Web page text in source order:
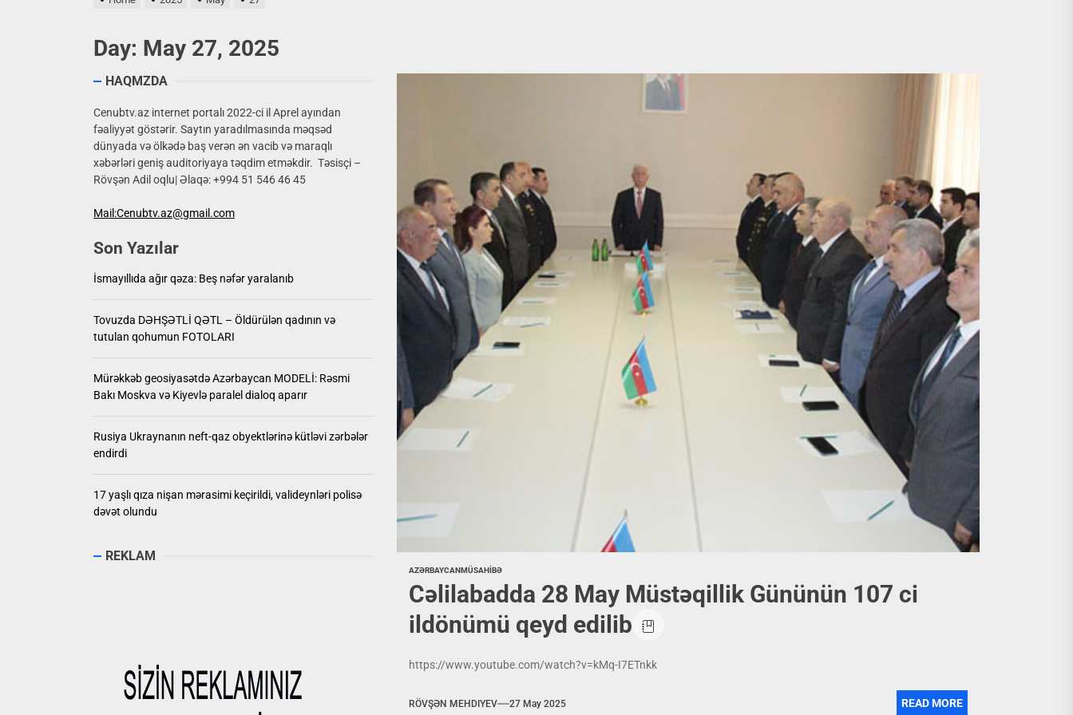
Tovuzda DƏHŞƏTLİ QƏTL – Öldürülən qadının və tutulan qohumun FOTOLARI
Mürəkkəb geosiyasətdə Azərbaycan MODELİ: Rəsmi Bakı Moskva və Kiyevlə paralel dialoq aparır
Rusiya Ukraynanın neft-qaz obyektlərinə kütləvi zərbələr endirdi
17 yaşlı qıza nişan mərasimi keçirildi, valideynləri polisə dəvət olundu
Day: May 27, 2025
AZƏRBAYCANMÜSAHİBƏ
Cəlilabadda 28 May Müstəqillik Gününün 107 ci
ildönümü qeyd edilib
https://www.youtube.com/watch?v=kMq-I7ETnkk
RÖVŞƏN MEHDIYEV 27 May 2025 READ MORE
HAQMZDA
Cenubtv.az internet portalı 2022-ci il Aprel ayından
fəaliyyət göstərir. Saytın yaradılmasında məqsəd
dünyada və ölkədə baş verən ən vacib və maraqlı
xəbərləri geniş auditoriyaya təqdim etməkdir. Təsisçi –
Rövşən Adil oqlu| Əlaqə: +994 51 546 46 45
Mail:Cenubtv.az@gmail.com
Son Yazılar
İsmayıllıda ağır qəza: Beş nəfər yaralanıb
Tovuzda DƏHŞƏTLİ QƏTL – Öldürülən qadının və
tutulan qohumun FOTOLARI
Mürəkkəb geosiyasətdə Azərbaycan MODELİ: Rəsmi
Bakı Moskva və Kiyevlə paralel dialoq aparır
Rusiya Ukraynanın neft-qaz obyektlərinə kütləvi zərbələr
endirdi
17 yaşlı qıza nişan mərasimi keçirildi, valideynləri polisə
dəvət olundu
REKLAM